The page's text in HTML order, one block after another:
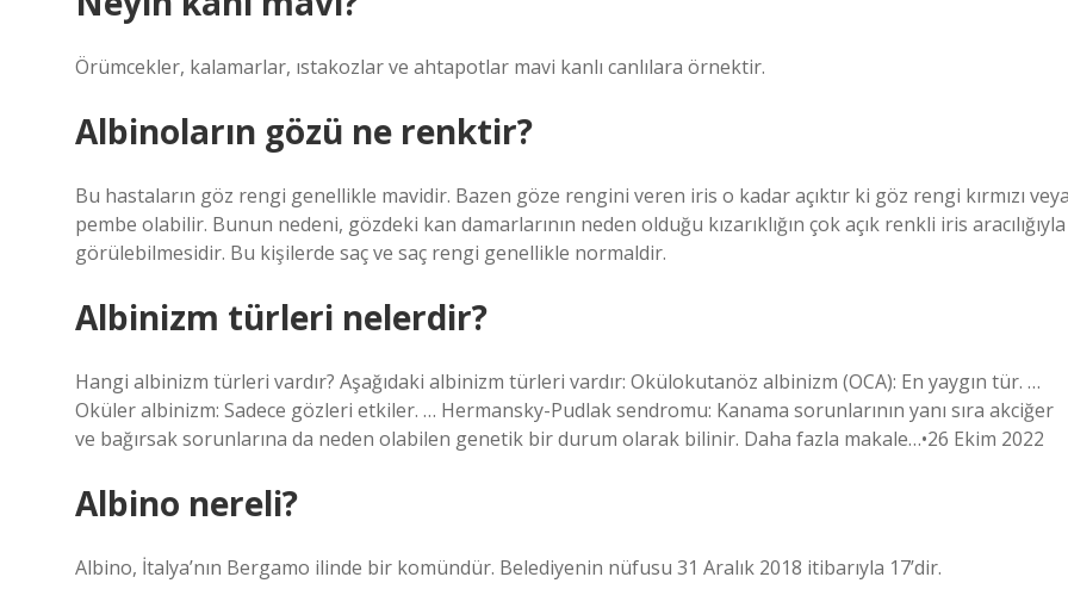
Örümcekler, kalamarlar, ıstakozlar ve ahtapotlar mavi kanlı canlılara örnektir.
Albinoların gözü ne renktir?
Bu hastaların göz rengi genellikle mavidir. Bazen göze rengini veren iris o kadar açıktır ki göz rengi kırmızı
pembe olabilir. Bunun nedeni, gözdeki kan damarlarının neden olduğu kızarıklığın çok açık renkli iris aracılığıyla
görülebilmesidir. Bu kişilerde saç ve saç rengi genellikle normaldir.
Albinizm türleri nelerdir?
Hangi albinizm türleri vardır? Aşağıdaki albinizm türleri vardır: Okülokutanöz albinizm (OCA): En yaygın tür. …
Oküler albinizm: Sadece gözleri etkiler. … Hermansky-Pudlak sendromu: Kanama sorunlarının yanı sıra akciğer
ve bağırsak sorunlarına da neden olabilen genetik bir durum olarak bilinir. Daha fazla makale…•26 Ekim 2022
Albino nereli?
Albino, İtalya’nın Bergamo ilinde bir komündür. Belediyenin nüfusu 31 Aralık 2018 itibarıyla 17’dir.